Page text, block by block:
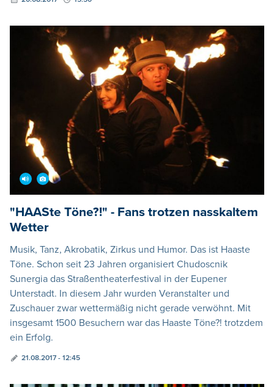
"HAASte Töne?!" - Fans trotzen nasskaltem
Wetter
Musik, Tanz, Akrobatik, Zirkus und Humor. Das ist Haaste
Töne. Schon seit 23 Jahren organisiert Chudoscnik
Sunergia das Straßentheaterfestival in der Eupener
Unterstadt. In diesem Jahr wurden Veranstalter und
Zuschauer zwar wettermäßig nicht gerade verwöhnt. Mit
insgesamt 1500 Besuchern war das Haaste Töne?! trotzdem
ein Erfolg.
21.08.2017 - 12:45